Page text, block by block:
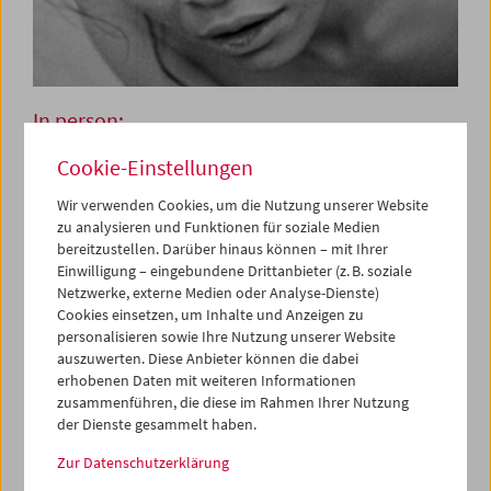
In person:
Jyoti Mistry
30. Mai 2024
Kompromisslose Kühnheit. Mit diesen Worten beschrieb
Jyoti Mistry vor einigen Jahren in einem Gespräch bei der
Berlinale den Vorteil der kurzen filmischen Form. Diese
Zuschreibung könnte aber auch als grundsätzliche
Überschrift für die Arbeit der vielseitigen Künstlerin
stehen, deren multidisziplinärer Ansatz und kritische
Auseinandersetzung mit gesellschaftlichen Themen sie zu
auch in der Wissenschaft gemacht haben.
Cookie-Einstellungen
Wir verwenden Cookies, um die Nutzung unserer Website
zu analysieren und Funktionen für soziale Medien
bereitzustellen. Darüber hinaus können – mit Ihrer
Einwilligung – eingebundene Drittanbieter (z. B. soziale
Netzwerke, externe Medien oder Analyse-Dienste)
Cookies einsetzen, um Inhalte und Anzeigen zu
personalisieren sowie Ihre Nutzung unserer Website
auszuwerten. Diese Anbieter können die dabei
erhobenen Daten mit weiteren Informationen
zusammenführen, die diese im Rahmen Ihrer Nutzung
der Dienste gesammelt haben.
Zur Datenschutzerklärung